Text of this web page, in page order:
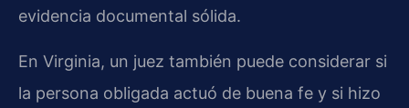
evidencia documental sólida.
En Virginia, un juez también puede considerar si
la persona obligada actuó de buena fe y si hizo